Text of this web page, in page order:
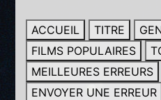
ACCUEIL TITRE
FILMS POPULAIRES
MEILLEURES ERREURS
ENVOYER UNE ERREUR